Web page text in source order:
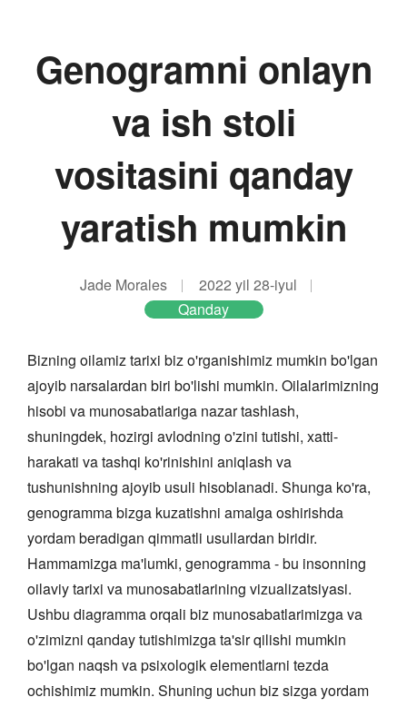
Genogramni onlayn
va ish stoli
vositasini qanday
yaratish mumkin
Jade Morales
2022 yil 28-iyul
Qanday
Bizning oilamiz tarixi biz o'rganishimiz mumkin bo'lgan
ajoyib narsalardan biri bo'lishi mumkin. Oilalarimizning
hisobi va munosabatlariga nazar tashlash,
shuningdek, hozirgi avlodning o'zini tutishi, xatti-
harakati va tashqi ko'rinishini aniqlash va
tushunishning ajoyib usuli hisoblanadi. Shunga ko'ra,
genogramma bizga kuzatishni amalga oshirishda
yordam beradigan qimmatli usullardan biridir.
Hammamizga ma'lumki, genogramma - bu insonning
oilaviy tarixi va munosabatlarining vizualizatsiyasi.
Ushbu diagramma orqali biz munosabatlarimizga va
o'zimizni qanday tutishimizga ta'sir qilishi mumkin
bo'lgan naqsh va psixologik elementlarni tezda
ochishimiz mumkin. Shuning uchun biz sizga yordam